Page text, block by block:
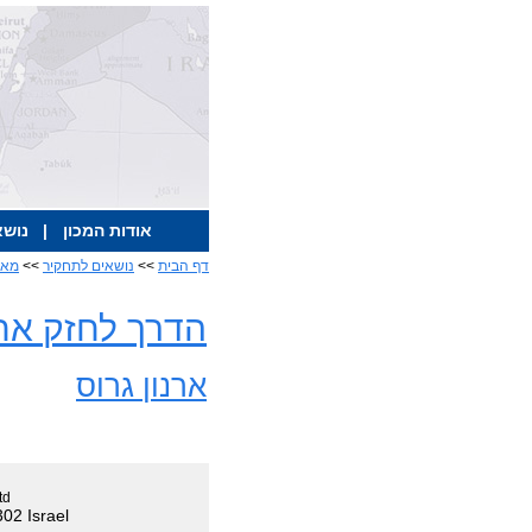
אודות המכון |
דף הבית >> נושאים לתחקיר >>
הדרך לחזק
ארנון גרוס
Israel